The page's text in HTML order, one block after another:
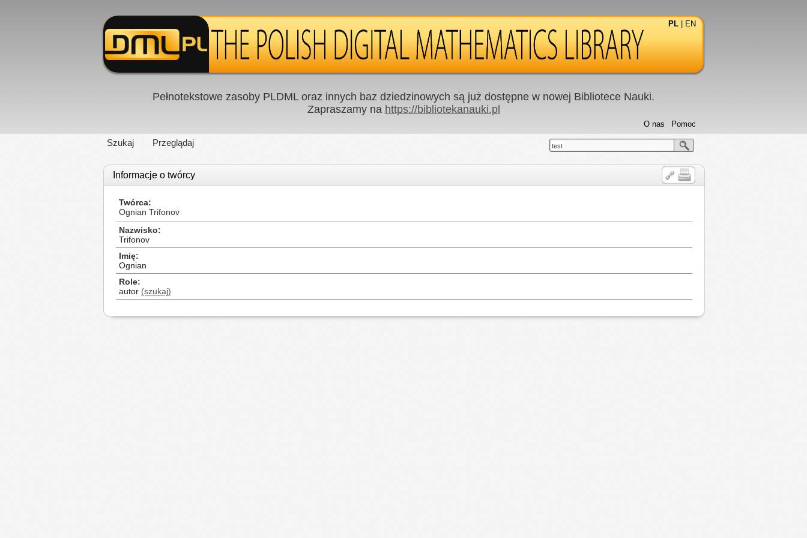
PL EN
Pełnotekstowe zasoby PLDML oraz innych baz dziedzinowych są już dostępne w nowej Bibliotece Nauki.
Zapraszamy na https://bibliotekanauki.pl
Szukaj Przeglądaj
Pomoc
O nas
test
Informacje o twórcy
Twórca
Ognian Trifonov
Nazwisko
Trifonov
Imię
Ognian
Role
autor (szukaj)